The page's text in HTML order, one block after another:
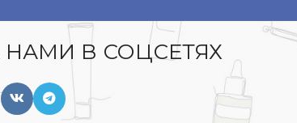
НАМИ В СОЦСЕТЯХ